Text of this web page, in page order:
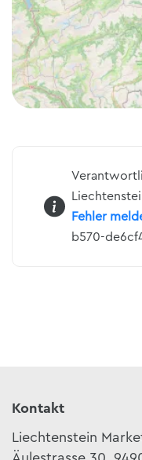
Fehler
b570-
Kontakt
Liechtenstein